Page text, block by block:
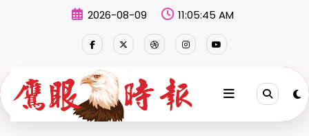
2026-08-09 11:05:46 AM